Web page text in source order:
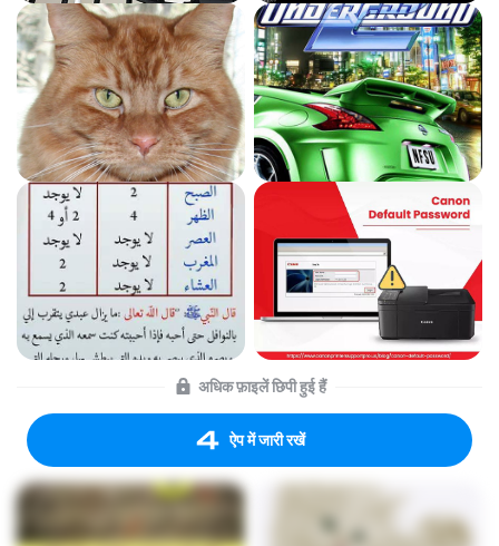
अधिक फ़ाइलें छिपी हुई हैं
ऐप में जारी रखें